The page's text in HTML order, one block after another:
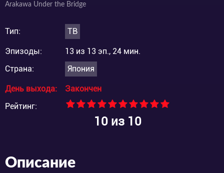
Arakawa Under the Bridge
Тип: ТВ
Эпизоды:
13 из 13 эп., 24 мин.
Страна:
Япония
День выхода:
Закончен
Рейтинг:
10из 10
Описание